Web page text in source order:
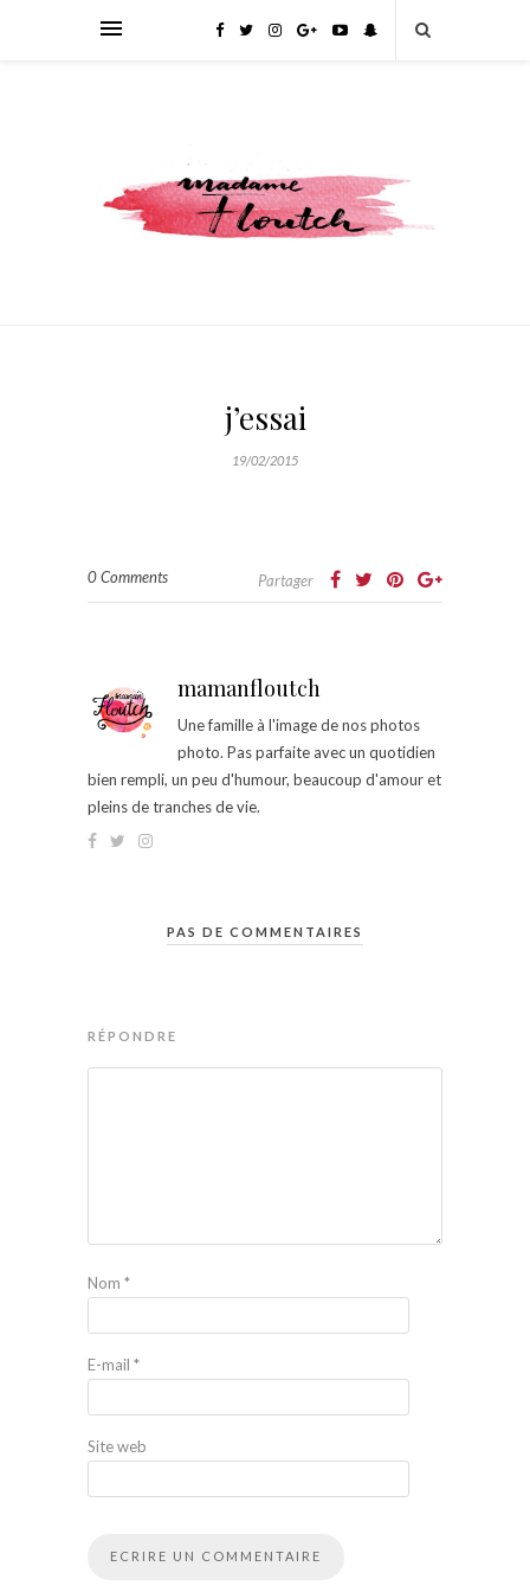
j’essai
19/02/2015
0 Comments Partager
mamanfloutch
Une famille à l'image de nos photos
photo. Pas parfaite avec un quotidien
bien rempli, un peu d'humour, beaucoup d'amour et
pleins de tranches de vie.
PAS DE COMMENTAIRES
RÉPONDRE
Nom *
E-mail *
Site web